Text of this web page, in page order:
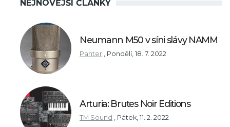
NEJNOVĚJŠÍ ČLÁNKY
Neumann M50 v síni slávy NAMM
Panter , Pondělí, 18. 7. 2022
Arturia: Brutes Noir Editions
TM Sound , Pátek, 11. 2. 2022